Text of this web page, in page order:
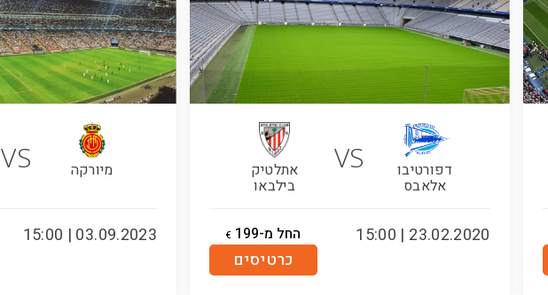
דפורטיבו
אלאבס
VS אתלטיק
בילבאו
23.02.2020 | 15:00 החל מ-199 €
כרטיסים
מיורקה VS
03.09.2023 | 15:00